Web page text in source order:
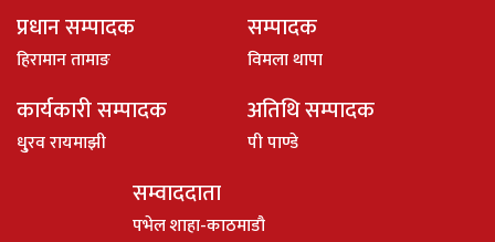
प्रधान सम्पादक
हिरामान तामाङ
सम्पादक
विमला थापा
कार्यकारी सम्पादक
धु्रव रायमाझी
अतिथि सम्पादक
पी पाण्डे
सम्वाददाता
पभेल शाहा-काठमाडौ